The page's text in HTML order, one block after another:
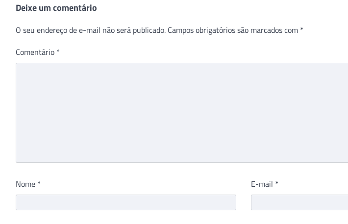
Deixe um comentário
O seu endereço de e-mail não será publicado. Campos obrigatórios são marcados com *
Comentário *
Nome * E-mail *